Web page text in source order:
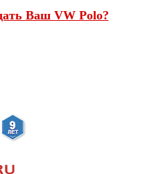
Ваш VW Polo?